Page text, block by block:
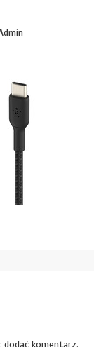
dodać komentarz.